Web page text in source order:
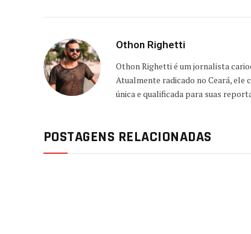
Othon Righetti
Othon Righetti é um jornalista
Atualmente radicado no Ceará, ele
única e qualificada para suas
POSTAGENS RELACIONADAS